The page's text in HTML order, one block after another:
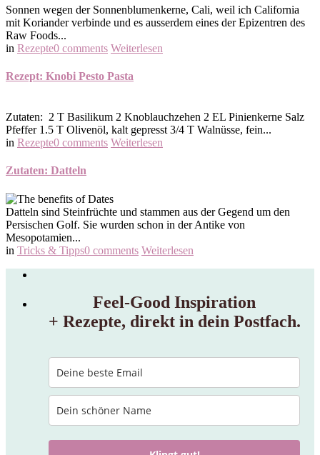
Sonnen wegen der Sonnenblumenkerne, Cali, weil ich California
mit Koriander verbinde und es ausserdem eines der Epizentren des
Raw Foods...
in Rezepte0 comments Weiterlesen
Rezept: Knobi Pesto Pasta
Zutaten: 2 T Basilikum 2 Knoblauchzehen 2 EL Pinienkerne Salz
Pfeffer 1.5 T Olivenöl, kalt gepresst 3/4 T Walnüsse, fein...
in Rezepte0 comments Weiterlesen
Zutaten: Datteln
Datteln sind Steinfrüchte und stammen aus der Gegend um den
Persischen Golf. Sie wurden schon in der Antike von
Mesopotamien...
in Tricks & Tipps0 comments Weiterlesen
Feel‑Good Inspiration
+ Rezepte, direkt in dein Postfach.